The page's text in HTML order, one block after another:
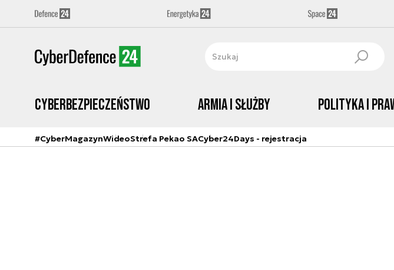
Cyberbezpieczeństwo Armia i Służby Polityka i
#CyberMagazynWideoStrefa Pekao SACyber24Days - rejestracja